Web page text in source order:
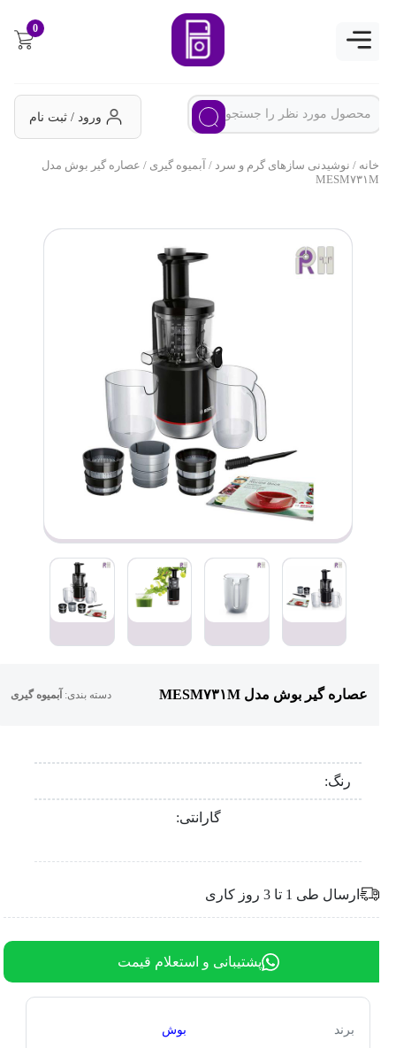
ورود / ثبت نام
خانه/نوشیدنی سازهای گرم و سرد/ آبمیوه گیری/ عصاره گیر بوش مدل
MESM۷۳۱M
عصاره گیر بوش مدل MESM۷۳۱M دسته بندی:آبمیوه گیری
رنگ:
گارانتی:
ارسال طی 1 تا 3 روز کاری
پشتیبانی و استعلام قیمت
برند بوش